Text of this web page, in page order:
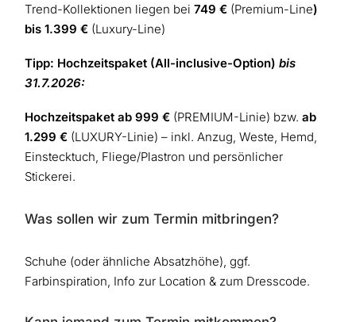
Trend-Kollektionen liegen bei 749 € (Premium-Line)
bis 1.399 € (Luxury-Line)
Tipp: Hochzeitspaket (All-inclusive-Option) bis
31.7.2026:
Hochzeitspaket ab 999 € (PREMIUM-Linie) bzw. ab
1.299 € (LUXURY-Linie) – inkl. Anzug, Weste, Hemd,
Einstecktuch, Fliege/Plastron und persönlicher
Stickerei.
Was sollen wir zum Termin mitbringen?
Schuhe (oder ähnliche Absatzhöhe), ggf.
Farbinspiration, Info zur Location & zum Dresscode.